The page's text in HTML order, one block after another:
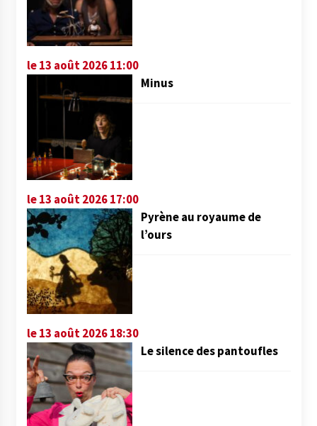
le 13 août 2026 11:00
Minus
le 13 août 2026 17:00
Pyrène au royaume de
l’ours
le 13 août 2026 18:30
Le silence des pantoufles